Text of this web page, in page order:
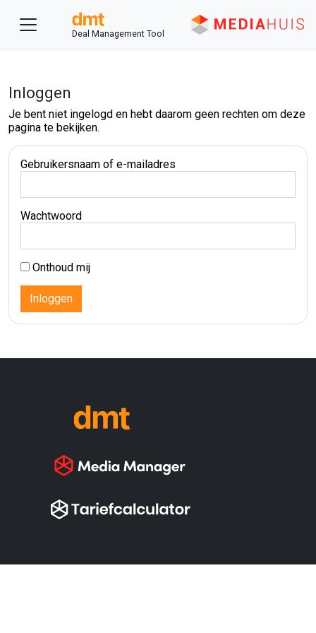
Deal Management Tool
Inloggen
Je bent niet ingelogd en hebt daarom geen rechten om deze
pagina te bekijken.
Gebruikersnaam of e-mailadres
Wachtwoord
Onthoud mij